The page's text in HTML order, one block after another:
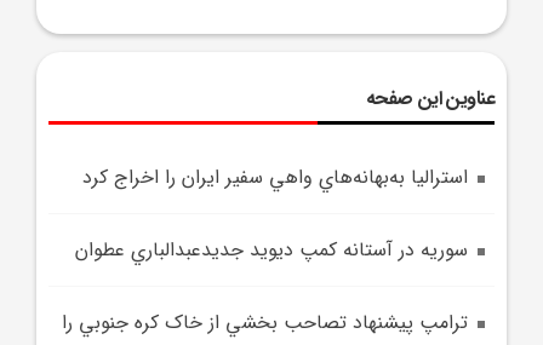
عناوین این صفحه
استراليا به‌بهانه‌هاي واهي سفير ايران را اخراج کرد
سوريه در آستانه کمپ ديويد جديدعبدالباري عطوان
ترامپ پيشنهاد تصاحب بخشي از خاک کره جنوبي را